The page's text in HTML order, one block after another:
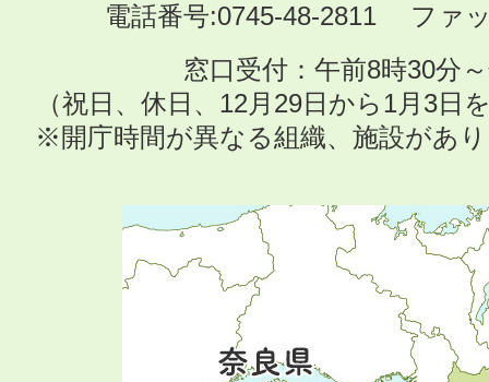
電話番号:0745-48-2811 ファ
窓口受付：午前8時30分
（祝日、休日、12月29日から1月3日
※開庁時間が異なる組織、施設があ